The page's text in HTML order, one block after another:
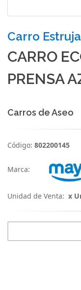
Carro
CARRO
PRENSA
Carros de Aseo
Código: 802200145
Marca:
Unidad de Venta: x